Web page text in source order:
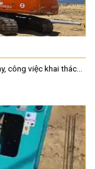
công việc khai thác...